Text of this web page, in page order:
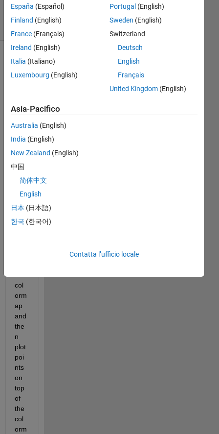
23
Visualizzazioni
(30 giorni)
wa
nt
ma
ke
plot
of
win
col
orm
ap
and
the
n
plot
poi
nts
on
top
of
the
col
orm
España (Español)
Finland (English)
France (Français)
Ireland (English)
Italia (Italiano)
Luxembourg (English)
Portugal (English)
Sweden (English)
Switzerland
Deutsch
English
Français
United Kingdom(English)
Asia-Pacifico
Australia (English)
India (English)
New Zealand (English)
中国
简体中文
English
日本 (日本語)
한국 (한국어)
Contatta l’ufficio locale